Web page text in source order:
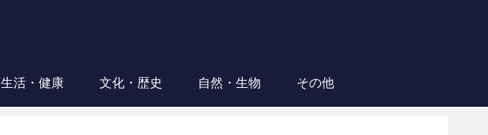
生活・健康 文化・歴史 自然・生物 その他